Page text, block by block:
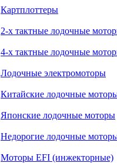
Картплоттеры
2-х тактные лодочные
4-х тактные лодочные
Лодочные электромоторы
Китайские лодочные
Японские лодочные моторы
Недорогие лодочные
Моторы EFI (инжекторные)